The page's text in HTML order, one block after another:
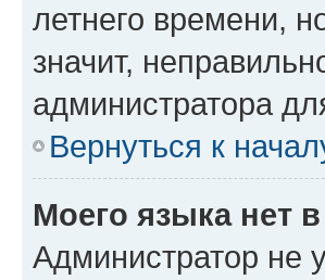
летнего времени,
значит,
администратора
Вернуться к
Моего языка нет
Администратор не